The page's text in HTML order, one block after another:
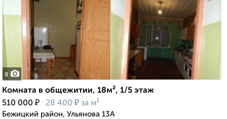
8
Комната в общежитии, 18м², 1/5 этаж
510 000 ₽ 28 400 ₽ за м²
Бежицкий район, Ульянова 13А